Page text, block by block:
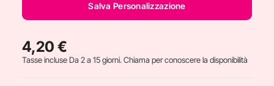
Salva Personalizzazione
4,20 €
Tasse incluseDa 2 a 15 giorni. Chiama per conoscere la disponibilità